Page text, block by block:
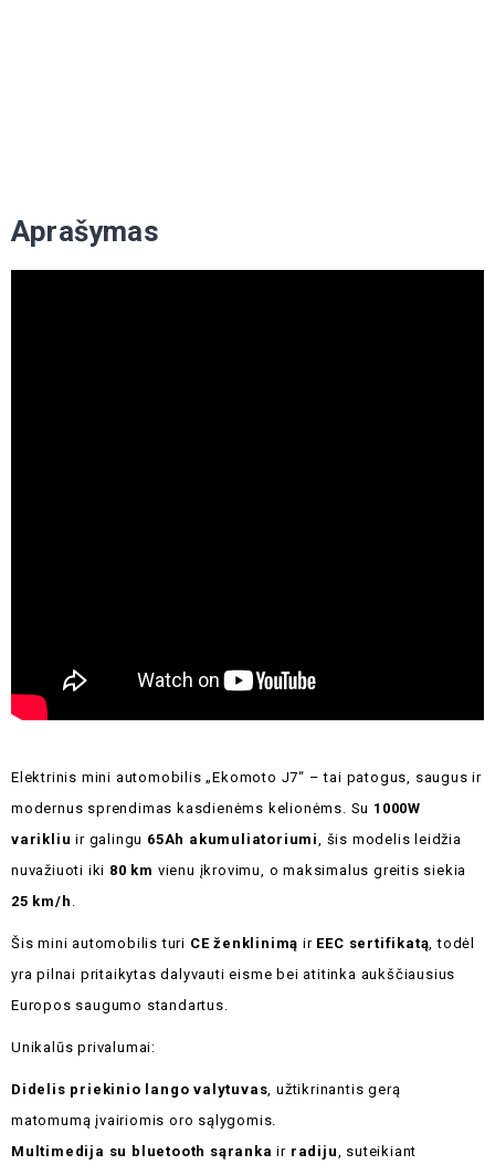
Aprašymas
Elektrinis mini automobilis „Ekomoto J7“ – tai patogus, saugus ir
modernus sprendimas kasdienėms kelionėms. Su 1000W
varikliu ir galingu 65Ah akumuliatoriumi
, šis modelis leidžia
nuvažiuoti iki 80 km vienu įkrovimu, o maksimalus greitis siekia
25 km/h
Šis mini automobilis turi CE ženklinimą ir EEC sertifikatą , todėl
yra pilnai pritaikytas dalyvauti eisme bei atitinka aukščiausius
Europos saugumo standartus.
Unikalūs privalumai:
Didelis priekinio lango valytuvas , užtikrinantis gerą
matomumą įvairiomis oro sąlygomis.
Multimedija su bluetooth sąranka ir radiju
, suteikiant